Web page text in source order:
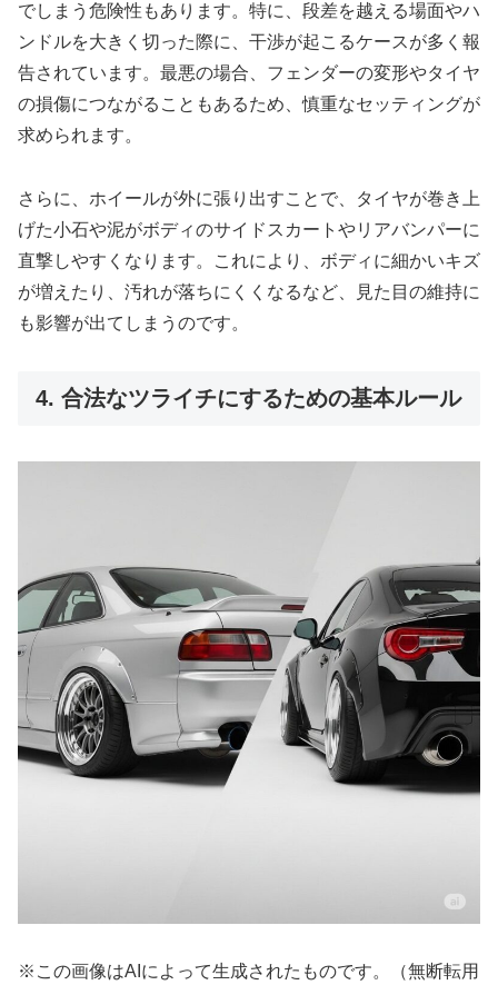
でしまう危険性もあります。特に、段差を越える場面やハ
ンドルを大きく切った際に、干渉が起こるケースが多く報
告されています。最悪の場合、フェンダーの変形やタイヤ
の損傷につながることもあるため、慎重なセッティングが
求められます。
さらに、ホイールが外に張り出すことで、タイヤが巻き上
げた小石や泥がボディのサイドスカートやリアバンパーに
直撃しやすくなります。これにより、ボディに細かいキズ
が増えたり、汚れが落ちにくくなるなど、見た目の維持に
も影響が出てしまうのです。
4. 合法なツライチにするための基本ルール
※この画像はAIによって生成されたものです。（無断転用